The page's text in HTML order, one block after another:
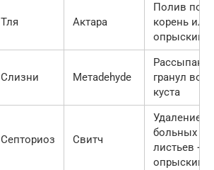
Тля Актара
Полив под
корень или
Слизни Метаdehyde
гранул
куста
Септориоз Свитч
Удаление
больных
листьев +